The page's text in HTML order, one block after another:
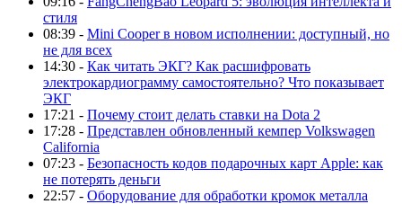
стиля
08:39 - Mini Cooper в новом исполнении: доступный, но
не для всех
14:30 - Как читать ЭКГ? Как расшифровать
электрокардиограмму самостоятельно? Что показывает
ЭКГ
17:21 - Почему стоит делать ставки на Dota 2
17:28 - Представлен обновленный кемпер Volkswagen
California
07:23 - Безопасность кодов подарочных карт Apple: как
не потерять деньги
22:57 - Оборудование для обработки кромок металла